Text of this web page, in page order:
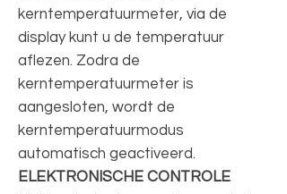
kerntemperatuurmeter, via de
display kunt u de temperatuur
aflezen. Zodra de
kerntemperatuurmeter is
aangesloten, wordt de
kerntemperatuurmodus
automatisch geactiveerd.
ELEKTRONISCHE CONTROLE